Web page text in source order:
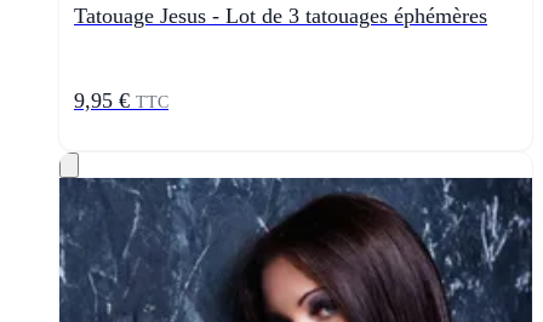
Tatouage Jesus - Lot de 3 tatouages éphémères
9,95 € TTC